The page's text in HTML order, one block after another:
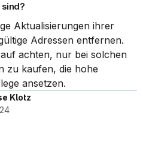
Aktualisierungen ihrer
Adressen entfernen.
achten, nur bei solchen
zu kaufen, die hohe
ansetzen.
Klotz